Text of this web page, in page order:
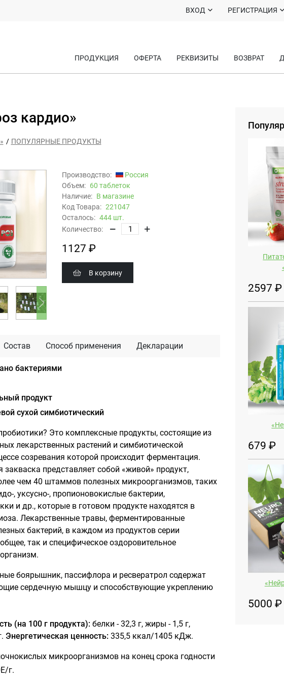
ВХОД РЕГИСТРАЦИЯ
ПРОДУКЦИЯ ОФЕРТА РЕКВИЗИТЫ ВОЗВРАТ
кардио»
ПОПУЛЯРНЫЕ ПРОДУКТЫ
Производство:
Россия
Объем: 60 таблеток
Наличие: В магазине
Код Товара: 221047
Осталось: 444 шт.
Количество:
1127 ₽
В корзину
Состав Способ применения Декларации
бактериями
продукт
сухой симбиотический
Это комплексные продукты, состоящие из
лекарственных растений и симбиотической
созревания которой происходит ферментация.
закваска представляет собой «живой» продукт,
чем 40 штаммов полезных микроорганизмов, таких
, уксусно-, пропионовокислые бактерии,
и др., которые в готовом продукте находятся в
Лекарственные травы, ферментированные
бактерий, в каждом из продуктов серии
так и специфическое оздоровительное
боярышник, пассифлора и ресвератрол содержат
сердечную мышцу и способствующие укреплению
(на 100 г продукта): белки - 32,3 г, жиры - 1,5 г,
Энергетическая ценность:335,5 ккал/1405 кДж.
микроорганизмов на конец срока годности
г.
2597 ₽
679 ₽
5000 ₽